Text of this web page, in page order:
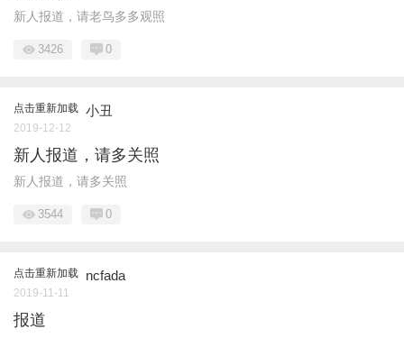
新人报道，请老鸟多多观照
3426 0
点击重新加载 小丑
2019-12-12
新人报道，请多关照
新人报道，请多关照
3544 0
点击重新加载 ncfada
2019-11-11
报道